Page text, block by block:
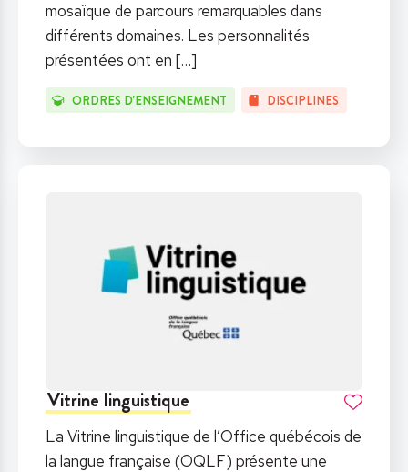
mosaïque de parcours remarquables dans
différents domaines. Les personnalités
présentées ont en […]
ORDRES D'ENSEIGNEMENT DISCIPLINES
Vitrine linguistique
La Vitrine linguistique de l’Office québécois de
la langue française (OQLF) présente une